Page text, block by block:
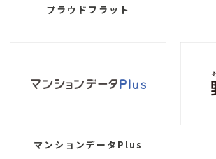
プラウドフラット
マンションデータPlus